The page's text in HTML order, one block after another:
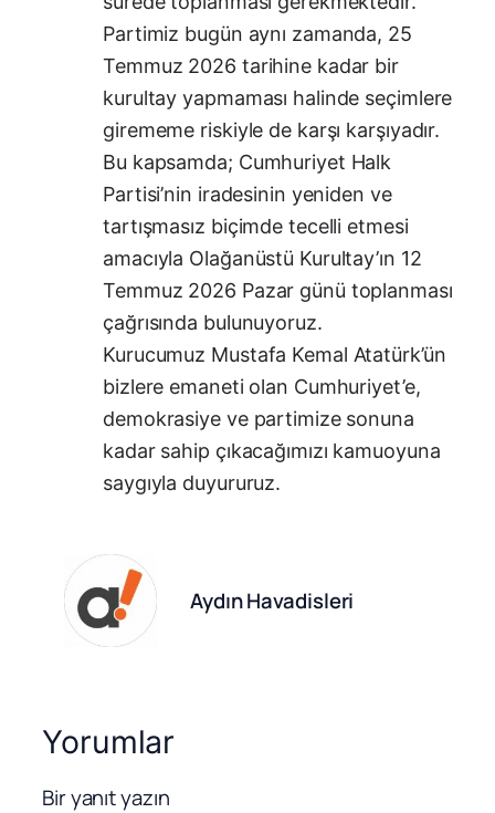
Partimiz bugün aynı zamanda, 25
Temmuz 2026 tarihine kadar bir
kurultay yapmaması halinde seçimlere
girememe riskiyle de karşı karşıyadır.
Bu kapsamda; Cumhuriyet Halk
Partisi’nin iradesinin yeniden ve
tartışmasız biçimde tecelli etmesi
amacıyla Olağanüstü Kurultay’ın 12
Temmuz 2026 Pazar günü toplanması
çağrısında bulunuyoruz.
Kurucumuz Mustafa Kemal Atatürk’ün
bizlere emaneti olan Cumhuriyet’e,
demokrasiye ve partimize sonuna
kadar sahip çıkacağımızı kamuoyuna
saygıyla duyururuz.
Aydın Havadisleri
Yorumlar
Bir yanıt yazın